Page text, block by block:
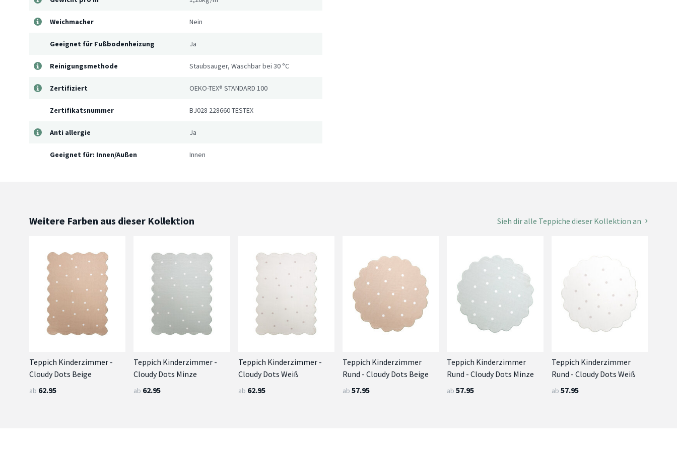
Weichmacher Nein
Geeignet für Fußbodenheizung Ja
Reinigungsmethode Staubsauger, Waschbar bei 30 °C
Zertifiziert OEKO-TEX® STANDARD 100
Zertifikatsnummer BJ028 228660 TESTEX
Anti allergie Ja
Geeignet für: Innen/Außen Innen
Weitere Farben aus dieser Kollektion Sieh dir alle Teppiche dieser Kollektion an
Teppich Kinderzimmer -
Cloudy Dots Beige
ab 62.95
Teppich Kinderzimmer -
Cloudy Dots Minze
ab 62.95
Teppich Kinderzimmer -
Cloudy Dots Weiß
ab 62.95
Teppich Kinderzimmer
Rund - Cloudy Dots Beige
ab 57.95
Teppich Kinderzimmer
Rund - Cloudy Dots Minze
ab 57.95
Teppich Kinderzimmer
Rund - Cloudy Dots Weiß
ab 57.95